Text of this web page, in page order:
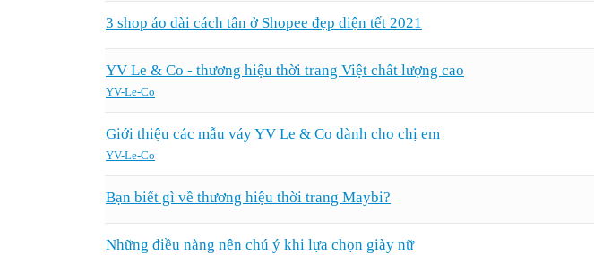
3 shop áo dài cách tân ở Shopee đẹp diện tết 2021
YV Le & Co - thương hiệu thời trang Việt chất lượng cao
YV-Le-Co
Giới thiệu các mẫu váy YV Le & Co dành cho chị em
YV-Le-Co
Bạn biết gì về thương hiệu thời trang Maybi?
Những điều nàng nên chú ý khi lựa chọn giày nữ